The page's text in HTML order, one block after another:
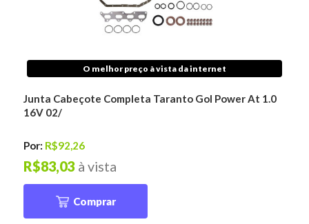
O melhor preço à vista da internet
Junta Cabeçote Completa Taranto Gol Power At 1.0
16V 02/
Por: R$92,26
à vista
R$83,03
Comprar